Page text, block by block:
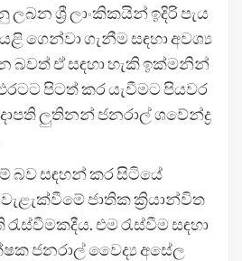
ශ්‍රී ලාංකිකයින් ඉදිරි පැය
ගෙන්වා ගැනීම සඳහා අවශ්‍ය
බවත් ඒ සඳහා හැකි ඉක්මනින්
පිටත් කර යැවීමට පියවර
ලුතිනන් ජනරාල් ශවේන්ද්‍ර
බව සඳහන් කර සිටියේ
ජාතික ක්‍රියාන්විත
එම රැස්වීම සඳහා
ජනරාල් වෛද්‍ය අසේල